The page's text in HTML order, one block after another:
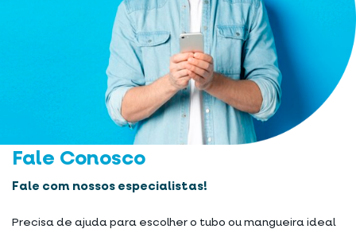
Fale Conosco
Fale com nossos especialistas!
Precisa de ajuda para escolher o tubo ou mangueira ideal